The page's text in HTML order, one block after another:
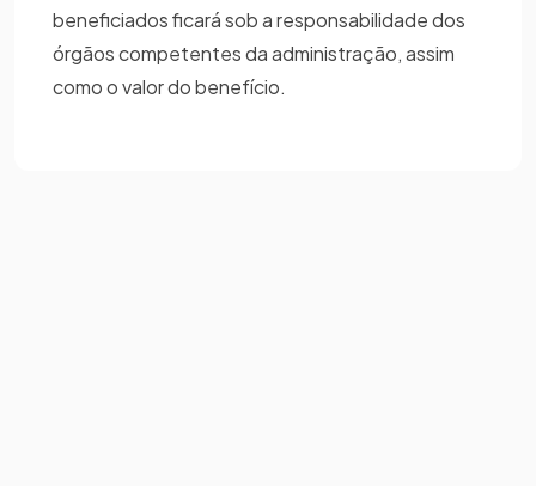
beneficiados ficará sob a responsabilidade dos
órgãos competentes da administração, assim
como o valor do benefício.